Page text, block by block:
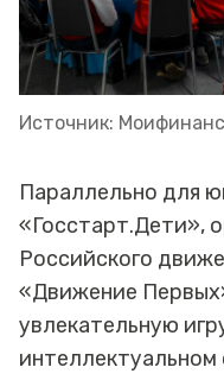
Источник:
Параллельно для
«Госстарт.Дети»,
Российского
«Движение
увлекательную
интеллектуальном